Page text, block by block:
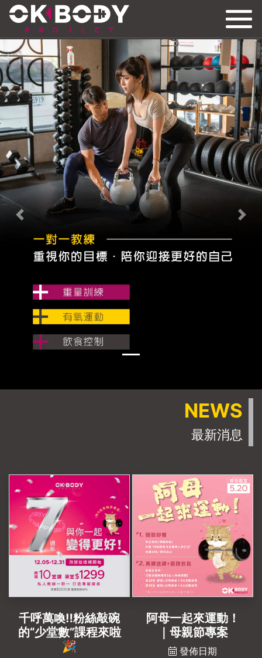
Previous Next
NEWS
最新消息
千呼萬喚‼️粉絲敲碗
的“少堂數”課程來啦
🎉
阿母一起來運動！
｜母親節專案
發佈日期